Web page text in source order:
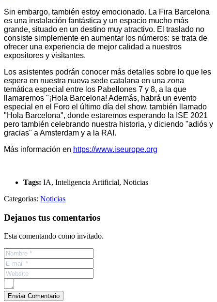
Sin embargo, también estoy emocionado. La Fira Barcelona
es una instalación fantástica y un espacio mucho más
grande, situado en un destino muy atractivo. El traslado no
consiste simplemente en aumentar los números: se trata de
ofrecer una experiencia de mejor calidad a nuestros
expositores y visitantes.
Los asistentes podrán conocer más detalles sobre lo que les
espera en nuestra nueva sede catalana en una zona
temática especial entre los Pabellones 7 y 8, a la que
llamaremos "¡Hola Barcelona! Además, habrá un evento
especial en el Foro el último día del show, también llamado
"Hola Barcelona", donde estaremos esperando la ISE 2021
pero también celebrando nuestra historia, y diciendo "adiós y
gracias" a Amsterdam y a la RAI.
Más información en https://www.iseurope.org
Tags: IA, Inteligencia Artificial, Noticias
Categorias: Noticias
Dejanos tus comentarios
Esta comentando como invitado.